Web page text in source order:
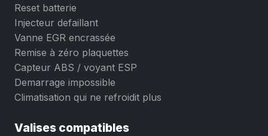
Reset batterie
Injecteur defaillant
Vanne EGR encrassée
Remise à zéro plaquettes
Capteur ABS / voyant ESP
Demarrage impossible
Climatisation qui ne refroidit plus
Valises compatibles